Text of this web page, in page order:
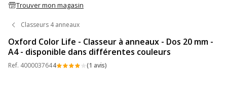
Trouver mon magasin
Classeurs 4 anneaux
Oxford Color Life - Classeur à anneaux - Dos 20 mm -
A4 - disponible dans différentes couleurs
Ref. 4000037644 (1 avis)